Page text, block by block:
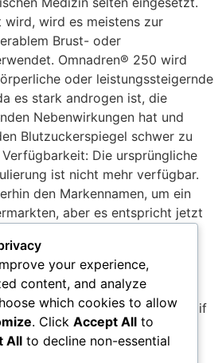
your experience,
content, and analyze
which cookies to allow
. Click Accept All to
All to decline non-essential